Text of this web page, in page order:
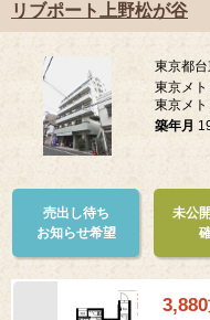
リブポート上野松が谷
東京都
東京メ
東京メ
築年月
売出し待ち
お知らせ希望
未公
3,880